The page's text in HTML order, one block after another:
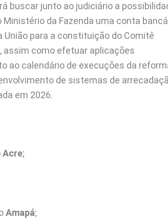
buscar junto ao judiciário a
da Fazenda uma conta
para a constituição do Comitê
assim como efetuar aplicações
ao calendário de execuções da
de sistemas de
em 2026.
Acre;
Amapá;